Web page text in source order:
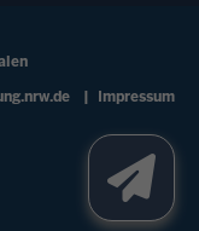
Impressum